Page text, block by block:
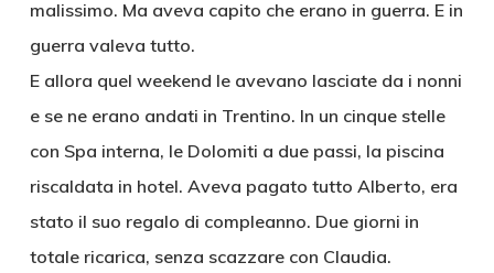
malissimo. Ma aveva capito che erano in guerra. E in
guerra valeva tutto.
E allora quel weekend le avevano lasciate da i nonni
e se ne erano andati in Trentino. In un cinque stelle
con Spa interna, le Dolomiti a due passi, la piscina
riscaldata in hotel. Aveva pagato tutto Alberto, era
stato il suo regalo di compleanno. Due giorni in
totale ricarica, senza scazzare con Claudia.